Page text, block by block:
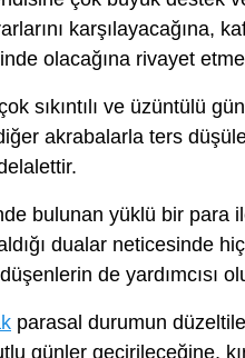
karşılayacağına,
olacağına rivayet
sıkıntılı ve üzüntülü
akrabalarla ters
bulunan yüklü bir para
dualar neticesinde
de yardımcısı
parasal durumun
günler geçirileceğine,